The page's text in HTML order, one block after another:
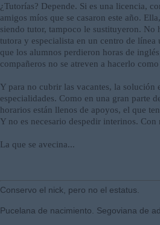
¿Tutorías? Depende. Si es una licencia,
amigos míos que se casaron este año.
siendo tutor, tampoco le sustituyeron. No
tutora y especialista en un centro de
que los alumnos perdieron horas de
compañeros no se atreven a hacerlo
Y para no cubrir las vacantes, la
especialidades. Como en una gran parte
horarios están llenos de apoyos, el que
Y no es necesario despedir interinos.
La que se avecina...
Conservo el nick, pero no el estatus.
Pucelana de nacimiento. Segoviana de